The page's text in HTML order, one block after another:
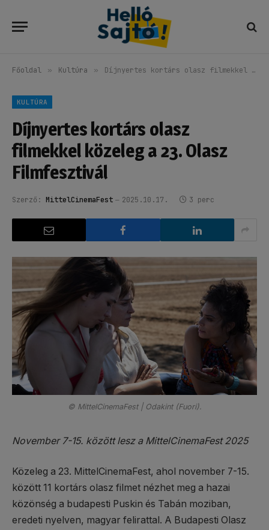
Főoldal » Kultúra » Díjnyertes kortárs olasz filmekkel közeleg a 23. Olasz Filmfesztivál
KULTÚRA
Díjnyertes kortárs olasz
filmekkel közeleg a 23. Olasz
Filmfesztivál
Szerző: MittelCinemaFest 2025.10.17. 3 perc
© MittelCinemaFest | Odakint (Fuori).
November 7-15. között lesz a MittelCinemaFest 2025
Közeleg a 23. MittelCinemaFest, ahol november 7-15.
között 11 kortárs olasz filmet nézhet meg a hazai
közönség a budapesti Puskin és Tabán moziban,
eredeti nyelven, magyar felirattal. A Budapesti Olasz